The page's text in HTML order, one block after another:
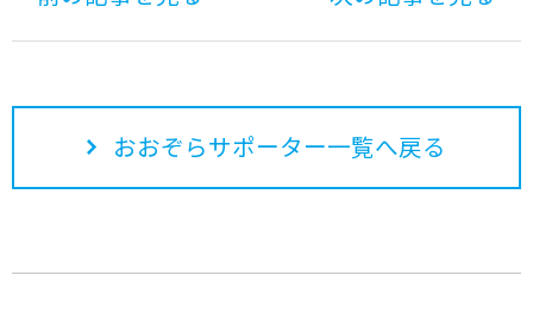
おおぞらサポーター一覧へ戻る